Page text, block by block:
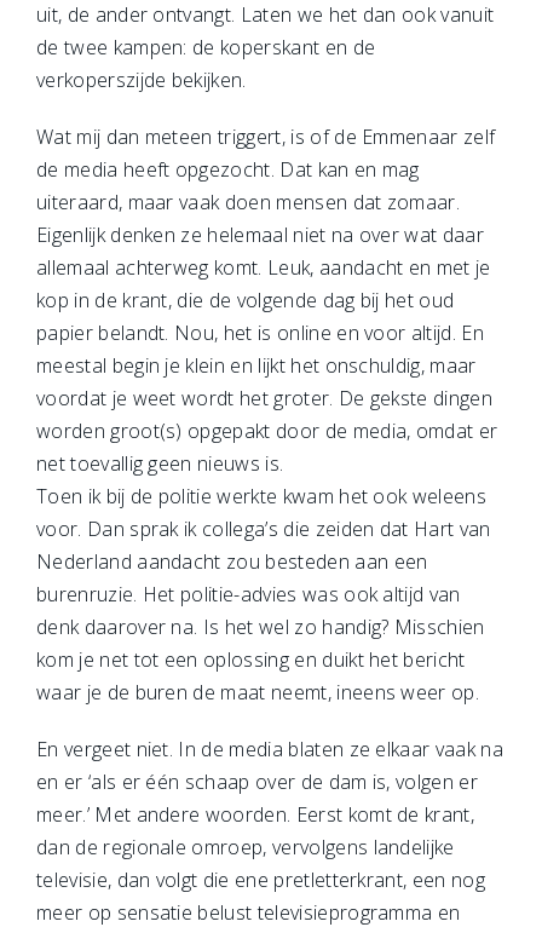
uit, de ander ontvangt. Laten we het dan ook vanuit
de twee kampen: de koperskant en de
verkoperszijde bekijken.
Wat mij dan meteen triggert, is of de Emmenaar zelf
de media heeft opgezocht. Dat kan en mag
uiteraard, maar vaak doen mensen dat zomaar.
Eigenlijk denken ze helemaal niet na over wat daar
allemaal achterweg komt. Leuk, aandacht en met je
kop in de krant, die de volgende dag bij het oud
papier belandt. Nou, het is online en voor altijd. En
meestal begin je klein en lijkt het onschuldig, maar
voordat je weet wordt het groter. De gekste dingen
worden groot(s) opgepakt door de media, omdat er
net toevallig geen nieuws is.
Toen ik bij de politie werkte kwam het ook weleens
voor. Dan sprak ik collega’s die zeiden dat Hart van
Nederland aandacht zou besteden aan een
burenruzie. Het politie-advies was ook altijd van
denk daarover na. Is het wel zo handig? Misschien
kom je net tot een oplossing en duikt het bericht
waar je de buren de maat neemt, ineens weer op.
En vergeet niet. In de media blaten ze elkaar vaak na
en er ‘als er één schaap over de dam is, volgen er
meer.’ Met andere woorden. Eerst komt de krant,
dan de regionale omroep, vervolgens landelijke
televisie, dan volgt die ene pretletterkrant, een nog
meer op sensatie belust televisieprogramma en